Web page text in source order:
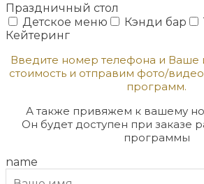
Праздничный стол
Детское меню
Кэнди бар
Кейтеринг
Введите номер телефона и
стоимость и отправим фото/
программ.
А также привяжем к вашему
Он будет доступен при заказе
программы
name